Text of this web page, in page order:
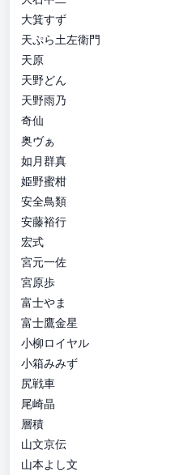
大箕すず
天ぷら土左衛門
天原
天野どん
天野雨乃
奇仙
奥ヴぁ
如月群真
姫野蜜柑
安全鳥類
安藤裕行
宏式
宮元一佐
宮原歩
富士やま
富士鷹金星
小柳ロイヤル
小箱みみず
尻戦車
尾崎晶
層積
山文京伝
山本よし文